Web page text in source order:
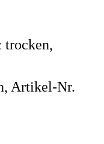
trocken,
Artikel-Nr.